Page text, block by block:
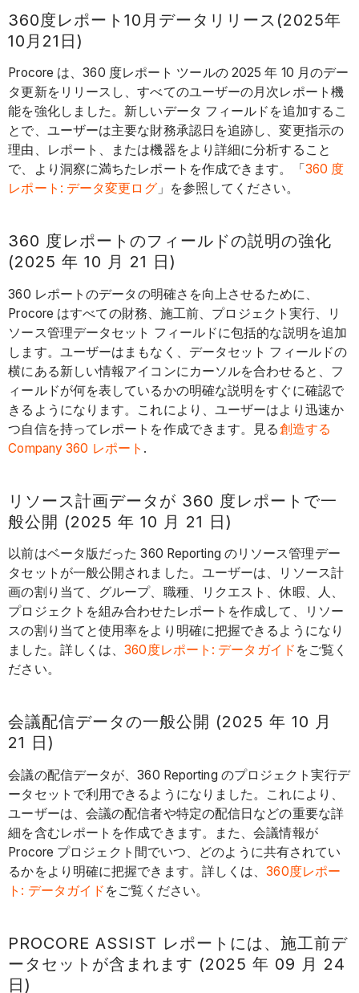
360度レポート10月データリリース(2025年
10月21日)
Procore は、360 度レポート ツールの 2025 年 10 月のデー
タ更新をリリースし、すべてのユーザーの月次レポート機
能を強化しました。新しいデータ フィールドを追加するこ
とで、ユーザーは主要な財務承認日を追跡し、変更指示の
理由、レポート、または機器をより詳細に分析すること
で、より洞察に満ちたレポートを作成できます。「 360 度
レポート: データ変更ログ」を参照してください。
360 度レポートのフィールドの説明の強化
(2025 年 10 月 21 日)
360 レポートのデータの明確さを向上させるために、
Procore はすべての財務、施工前、プロジェクト実行、リ
ソース管理データセット フィールドに包括的な説明を追加
します。ユーザーはまもなく、データセット フィールドの
横にある新しい情報アイコンにカーソルを合わせると、フ
ィールドが何を表しているかの明確な説明をすぐに確認で
きるようになります。これにより、ユーザーはより迅速か
つ自信を持ってレポートを作成できます。見る創造する
Company 360 レポート .
リソース計画データが 360 度レポートで一
般公開 (2025 年 10 月 21 日)
以前はベータ版だった 360 Reporting のリソース管理デー
タセットが一般公開されました。ユーザーは、リソース計
画の割り当て、グループ、職種、リクエスト、休暇、人、
プロジェクトを組み合わせたレポートを作成して、リソー
スの割り当てと使用率をより明確に把握できるようになり
ました。詳しくは、360度レポート: データガイド をご覧く
ださい。
会議配信データの一般公開 (2025 年 10 月
21 日)
会議の配信データが、360 Reporting のプロジェクト実行デ
ータセットで利用できるようになりました。これにより、
ユーザーは、会議の配信者や特定の配信日などの重要な詳
細を含むレポートを作成できます。また、会議情報が
Procore プロジェクト間でいつ、どのように共有されてい
るかをより明確に把握できます。詳しくは、360度レポー
ト: データガイド をご覧ください。
PROCORE ASSIST レポートには、施工前デ
ータセットが含まれます (2025 年 09 月 24
日)